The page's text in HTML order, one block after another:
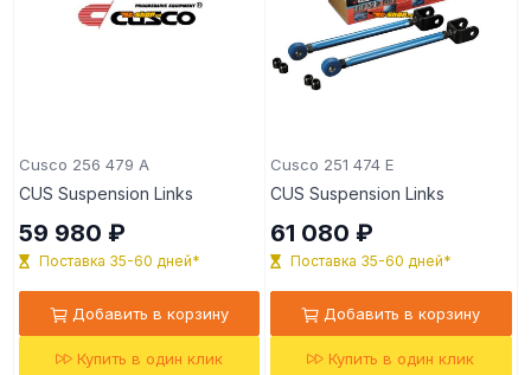
Cusco 256 479 A
CUS Suspension Links
59 980 ₽
Поставка 35-60 дней*
Добавить в корзину
Купить в один клик
Cusco 251 474 E
CUS Suspension Links
61 080 ₽
Поставка 35-60 дней*
Добавить в корзину
Купить в один клик